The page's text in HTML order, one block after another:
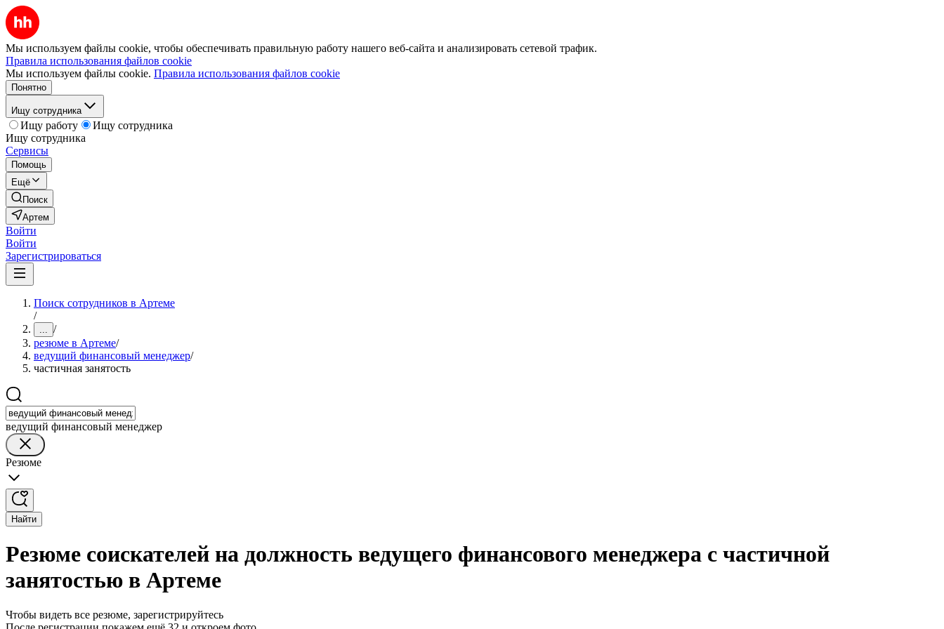
Мы используем файлы cookie, чтобы обеспечивать правильную работу нашего веб-сайта и анализировать сетевой трафик.
Правила использования файлов cookie
Мы используем файлы cookie. Правила использования файлов cookie
Понятно
Ищу сотрудника
Ищу работу
Ищу сотрудника
Ищу сотрудника
Сервисы
Помощь
Ещё
Поиск
Артем
Войти
Войти
Зарегистрироваться
Поиск сотрудников в Артеме
/
... /
резюме в Артеме/
ведущий финансовый менеджер/
частичная занятость
ведущий финансовый менеджер
Резюме
Найти
Резюме соискателей на должность ведущего финансового менеджера с частичной
занятостью в Артеме
Чтобы видеть все резюме, зарегистрируйтесь